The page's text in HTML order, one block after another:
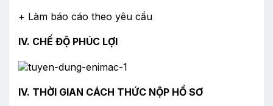
+ Làm báo cáo theo yêu cầu
IV. CHẾ ĐỘ PHÚC LỢI
IV. THỜI GIAN CÁCH THỨC NỘP HỒ SƠ